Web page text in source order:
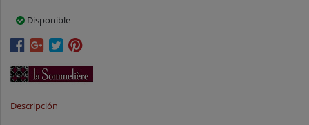
Disponible
Descripción